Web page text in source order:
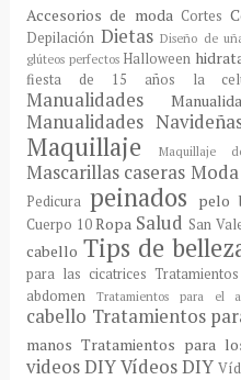
Accesorios de moda Cortes
Depilación Dietas Diseño de
glúteos perfectos Halloween
fiesta de 15 años
la
Manualidades
Manualidades
Maquillaje Maquillaje
Mascarillas caseras Moda
Pedicura peinados pelo
Cuerpo 10 Ropa Salud San
cabello Tips de
para las cicatrices
abdomen
Tratamientos para el
cabello Tratamientos
manos Tratamientos para
videos DIYVídeos DIY